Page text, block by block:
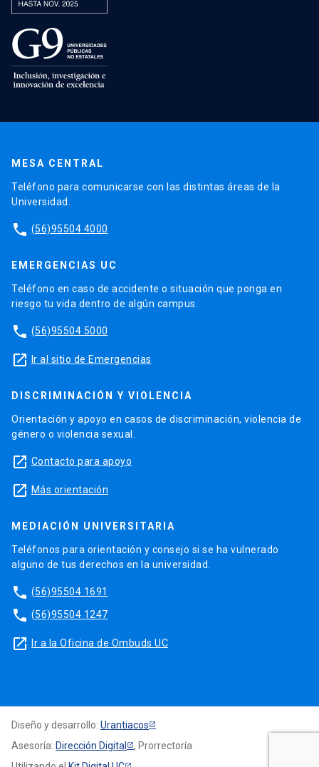
MESA CENTRAL
Teléfono para comunicarse con las distintas áreas de la
Universidad.
phone (56)95504 4000
EMERGENCIAS UC
Teléfono en caso de accidente o situación que ponga en
riesgo tu vida dentro de algún campus.
phone (56)95504 5000
launch Ir al sitio de Emergencias
DISCRIMINACIÓN Y VIOLENCIA
Orientación y apoyo en casos de discriminación, violencia de
género o violencia sexual.
launch Contacto para apoyo
launch Más orientación
MEDIACIÓN UNIVERSITARIA
Teléfonos para orientación y consejo si se ha vulnerado
alguno de tus derechos en la universidad.
phone (56)95504 1691
phone (56)95504 1247
launch Ir a la Oficina de Ombuds UC
Diseño y desarrollo: Urantiacos
Asesoría: Dirección Digital
, Prorrectoría